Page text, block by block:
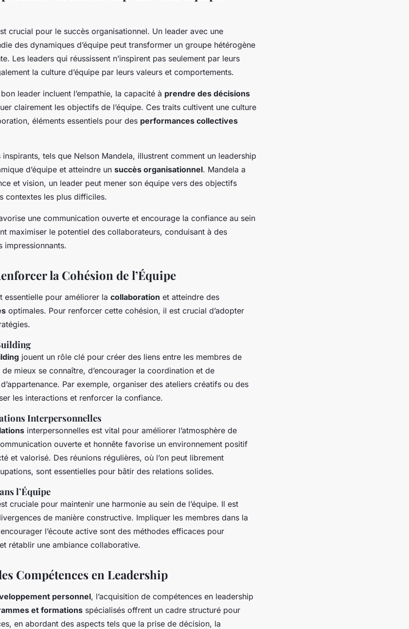
crucial pour le succès organisationnel. Un leader avec une
des dynamiques d’équipe peut transformer un groupe hétérogène
Les leaders qui réussissent n’inspirent pas seulement par leurs
la culture d’équipe par leurs valeurs et comportements.
leader incluent l’empathie, la capacité à prendre des décisions
clairement les objectifs de l’équipe. Ces traits cultivent une culture
éléments essentiels pour des performances collectives
tels que Nelson Mandela, illustrent comment un leadership
d’équipe et atteindre un succès organisationnel. Mandela a
et vision, un leader peut mener son équipe vers des objectifs
contextes les plus difficiles.
une communication ouverte et encourage la confiance au sein
maximiser le potentiel des collaborateurs, conduisant à des
impressionnants.
la Cohésion de l’Équipe
essentielle pour améliorer la collaboration et atteindre des
optimales. Pour renforcer cette cohésion, il est crucial d’adopter
jouent un rôle clé pour créer des liens entre les membres de
de mieux se connaître, d’encourager la coordination et de
Par exemple, organiser des ateliers créatifs ou des
les interactions et renforcer la confiance.
Interpersonnelles
interpersonnelles est vital pour améliorer l’atmosphère de
ouverte et honnête favorise un environnement positif
et valorisé. Des réunions régulières, où l’on peut librement
sont essentielles pour bâtir des relations solides.
l’Équipe
cruciale pour maintenir une harmonie au sein de l’équipe. Il est
de manière constructive. Impliquer les membres dans la
l’écoute active sont des méthodes efficaces pour
rétablir une ambiance collaborative.
Compétences en Leadership
personnel, l’acquisition de compétences en leadership
et formations spécialisés offrent un cadre structuré pour
en abordant des aspects tels que la prise de décision, la